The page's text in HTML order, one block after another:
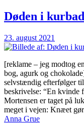
Døden i
23. august 2021
[reklame – jeg modtog
bog, agurk og
selvstændig efterfølger
beskrivelse: “En kvinde
Mortensen er taget på
meget i vejen: Knæet
Anna Grue